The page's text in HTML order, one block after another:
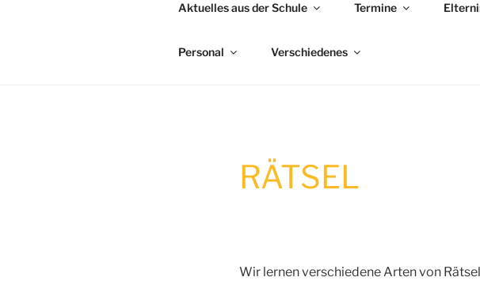
Aktuelles aus der Schule Termine
Personal Verschiedenes
RÄTSEL
Wir lernen verschiedene Arten von